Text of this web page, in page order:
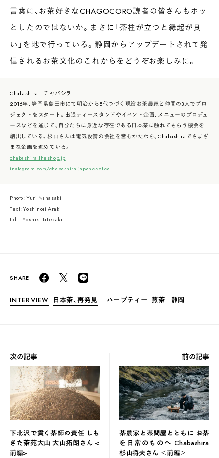
言葉に、お茶好きなCHAGOCORO読者の皆さんもホッ
としたのではないか。まさに「茶柱が立つと縁起が良
い」を地で行っている。静岡からアップデートされて発
信されるお茶文化のこれからをどうぞお楽しみに。
Chabashira｜チャバシラ
2016年、静岡県島田市にて明治から5代つづく現役お茶農家と仲間の3人でプロ
ジェクトをスタート。出張ティースタンドやイベント企画、メニューのプロデュ
ースなどを通じて、自分たちに身近な存在である日本茶に触れてもらう機会を
創出している。杉山さんは電気設備の会社を営むかたわら、Chabashiraでさまざ
まな企画を進めている。
chabashira.theshop.jp
instagram.com/chabashira.japanesetea
Photo: Yuri Nanasaki
Text: Yoshinori Araki
Edit: Yoshiki Tatezaki
INTERVIEW 日本茶、再発見 ハーブティー 煎茶 静岡
次の記事
下北沢で貫く茶師の責任 しも
きた茶苑大山 大山拓朗さん <
前編>
前の記事
茶農家と茶問屋とともに お茶
を日常のものへ Chabashira
杉山将夫さん ＜前編＞